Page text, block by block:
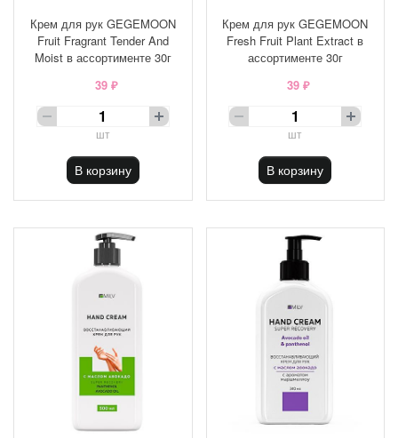
Крем для рук GEGEMOON
Fruit Fragrant Tender And
Moist в ассортименте 30г
39 ₽
шт
В корзину
Крем для рук GEGEMOON
Fresh Fruit Plant Extract в
ассортименте 30г
39 ₽
шт
В корзину